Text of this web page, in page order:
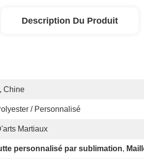
Description Du Produit
Chine
/ Personnalisé
Martiaux
personnalisé par sublimation,